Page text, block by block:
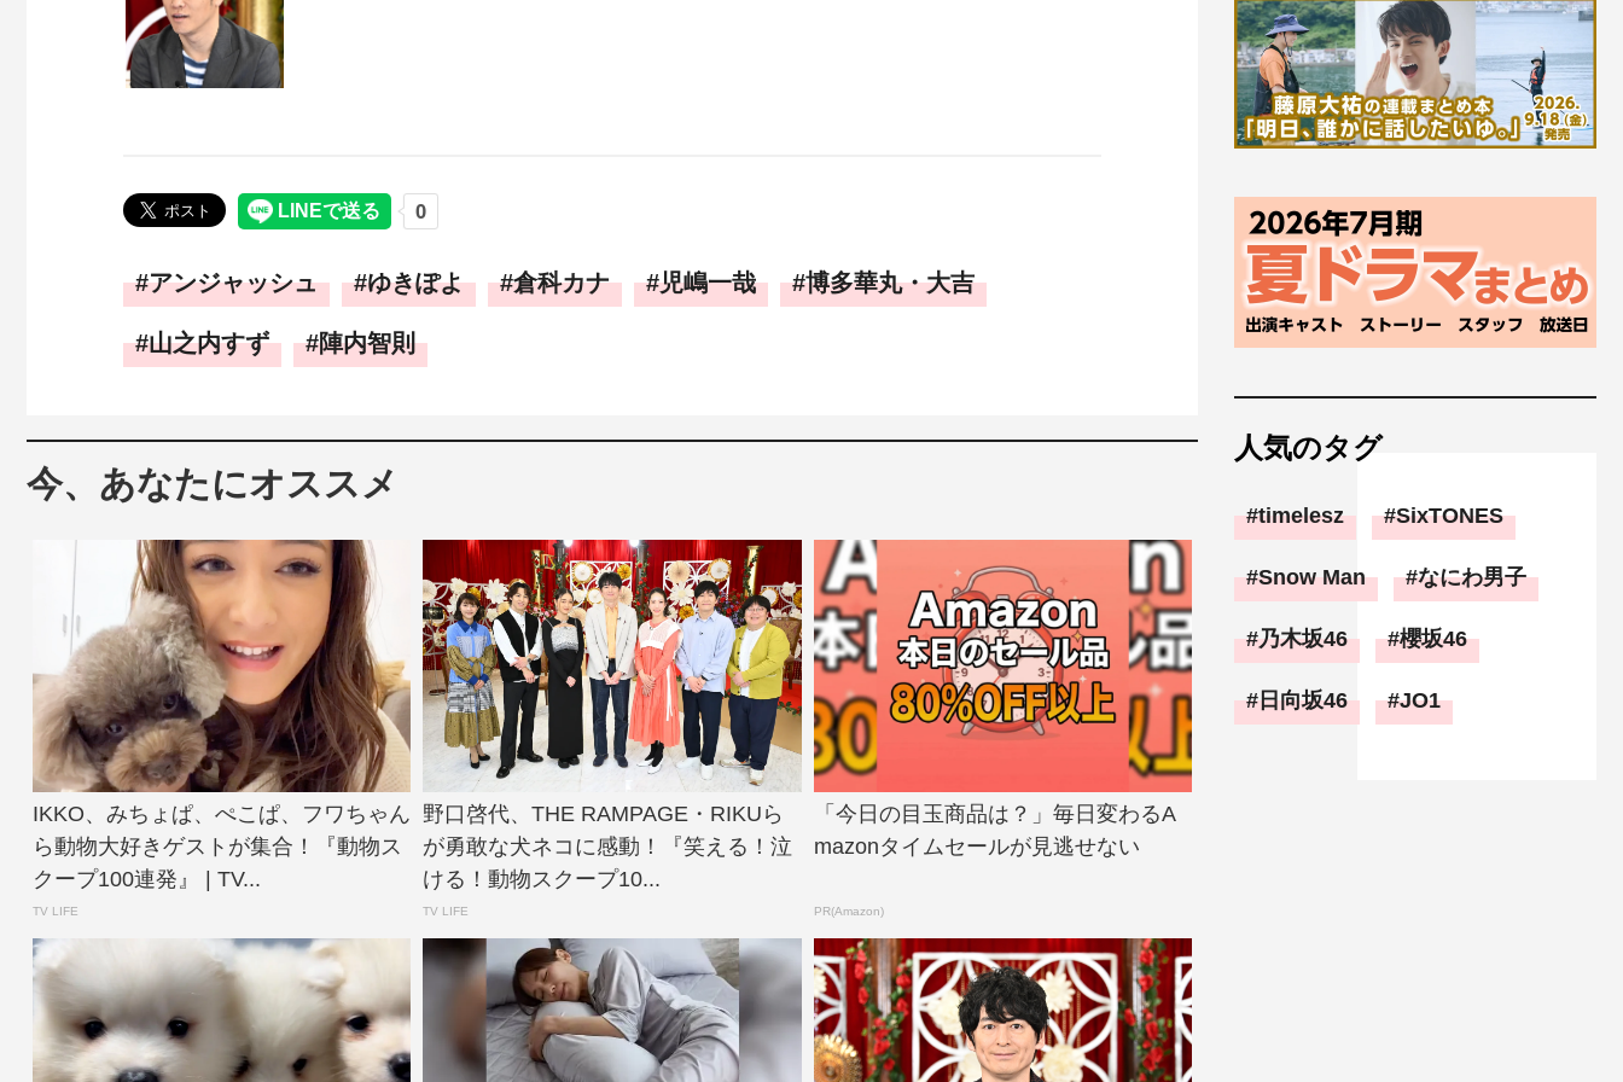
アンジャッシュ ゆきぽよ 倉科カナ 児嶋一哉 博多華丸・大吉
山之内すず 陣内智則
今、あなたにオススメ
IKKO、みちょぱ、ぺこぱ、フワちゃん
ら動物大好きゲストが集合！『動物ス
クープ100連発』 | TV...
TV LIFE
野口啓代、THE RAMPAGE・RIKUら
が勇敢な犬ネコに感動！『笑える！泣
ける！動物スクープ10...
TV LIFE
「今日の目玉商品は？」毎日変わるA
mazonタイムセールが見逃せない
PR(Amazon)
人気のタグ
timelesz SixTONES
Snow Man なにわ男子
乃木坂46 櫻坂46
日向坂46 JO1